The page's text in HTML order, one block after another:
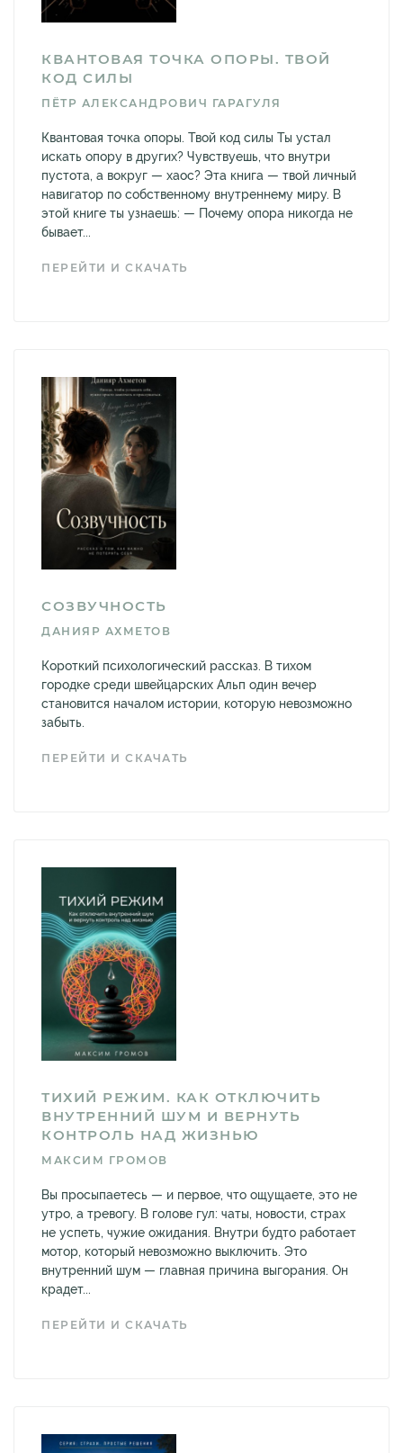
КВАНТОВАЯ ТОЧКА ОПОРЫ. ТВОЙ
КОД СИЛЫ
ПЁТР АЛЕКСАНДРОВИЧ ГАРАГУЛЯ
Квантовая точка опоры. Твой код силы Ты устал
искать опору в других? Чувствуешь, что внутри
пустота, а вокруг — хаос? Эта книга — твой личный
навигатор по собственному внутреннему миру. В
этой книге ты узнаешь: — Почему опора никогда не
бывает...
ПЕРЕЙТИ И СКАЧАТЬ
СОЗВУЧНОСТЬ
ДАНИЯР АХМЕТОВ
Короткий психологический рассказ. В тихом
городке среди швейцарских Альп один вечер
становится началом истории, которую невозможно
забыть.
ПЕРЕЙТИ И СКАЧАТЬ
ТИХИЙ РЕЖИМ. КАК ОТКЛЮЧИТЬ
ВНУТРЕННИЙ ШУМ И ВЕРНУТЬ
КОНТРОЛЬ НАД ЖИЗНЬЮ
МАКСИМ ГРОМОВ
Вы просыпаетесь — и первое, что ощущаете, это не
утро, а тревогу. В голове гул: чаты, новости, страх
не успеть, чужие ожидания. Внутри будто работает
мотор, который невозможно выключить. Это
внутренний шум — главная причина выгорания. Он
крадет...
ПЕРЕЙТИ И СКАЧАТЬ